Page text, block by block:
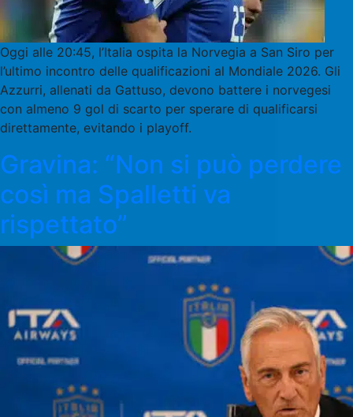
Oggi alle 20:45, l’Italia ospita la Norvegia a San Siro per
l’ultimo incontro delle qualificazioni al Mondiale 2026. Gli
Azzurri, allenati da Gattuso, devono battere i norvegesi
con almeno 9 gol di scarto per sperare di qualificarsi
direttamente, evitando i playoff.
Gravina: “Non si può perdere
così ma Spalletti va
rispettato”